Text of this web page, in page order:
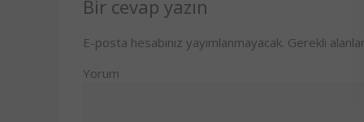
Bir cevap yazın
E-posta hesabınız yayımlanmayacak. Gerekli alanlar
Yorum